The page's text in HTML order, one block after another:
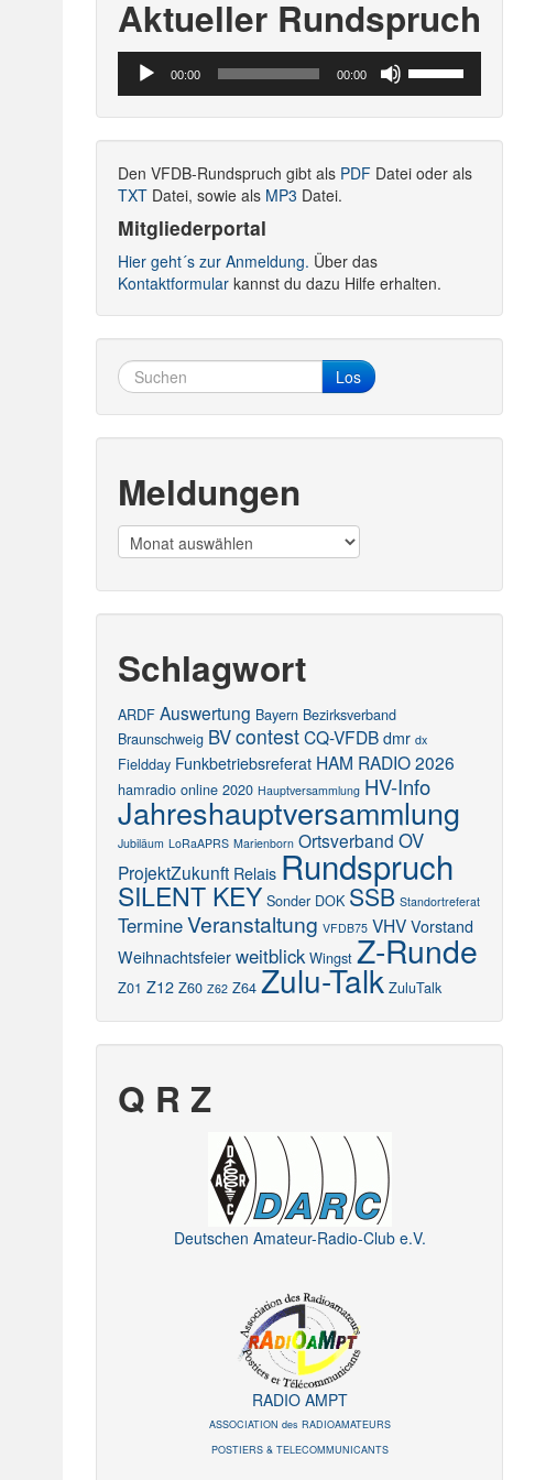
Aktueller Rundspruch
Audio-
Player
00:00 00:00
Hoch/Runter
Lautstärke
Den VFDB-Rundspruch gibt als PDF Datei oder als
TXT Datei, sowie als MP3 Datei.
Mitgliederportal
Hier geht´s zur Anmeldung. Über das
Kontaktformular kannst du dazu Hilfe erhalten.
Los
Meldungen
Meldungen
Schlagwort
ARDF Auswertung Bayern Bezirksverband
Braunschweig BVcontestCQ-VFDB dmr dx
Fieldday Funkbetriebsreferat HAM RADIO 2026
hamradio online 2020 Hauptversammlung HV-Info
Jahreshauptversammlung
Jubiläum LoRaAPRS Marienborn Ortsverband OV
ProjektZukunft Relais Rundspruch
SILENT KEY Sonder DOK SSB Standortreferat
TermineVeranstaltung VFDB75 VHV Vorstand
Weihnachtsfeier weitblick Wingst Z-Runde
Z01 Z12 Z60 Z62 Z64 Zulu-Talk ZuluTalk
Q R Z
Deutschen Amateur-Radio-Club e.V.
RADIO AMPT
ASSOCIATION des RADIOAMATEURS
POSTIERS & TELECOMMUNICANTS